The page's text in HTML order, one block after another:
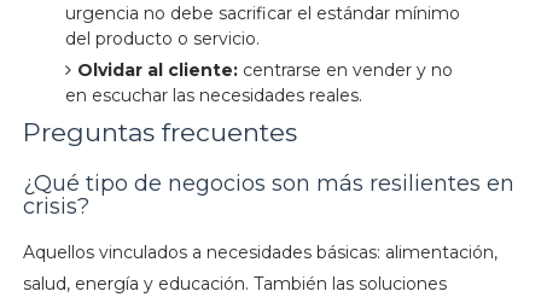
urgencia no debe sacrificar el estándar mínimo
del producto o servicio.
Olvidar al cliente:centrarse en vender y no
en escuchar las necesidades reales.
Preguntas frecuentes
¿Qué tipo de negocios son más resilientes en
crisis?
Aquellos vinculados a necesidades básicas: alimentación,
salud, energía y educación. También las soluciones